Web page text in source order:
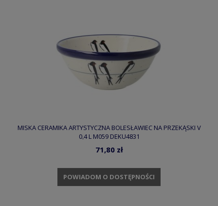
MISKA CERAMIKA ARTYSTYCZNA BOLESŁAWIEC NA PRZEKĄSKI V
0,4 L M059 DEKU4831
71,80 zł
POWIADOM O DOSTĘPNOŚCI